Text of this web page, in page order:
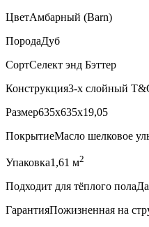
ЦветАмбарный (Barn)
ПородаДуб
СортСелект энд Бэттер
Конструкция3-х слойный
Размер635x635x19,05
ПокрытиеМасло шелковое
Упаковка1,61 м2
Подходит для тёплого полаДа
ГарантияПожизненная на